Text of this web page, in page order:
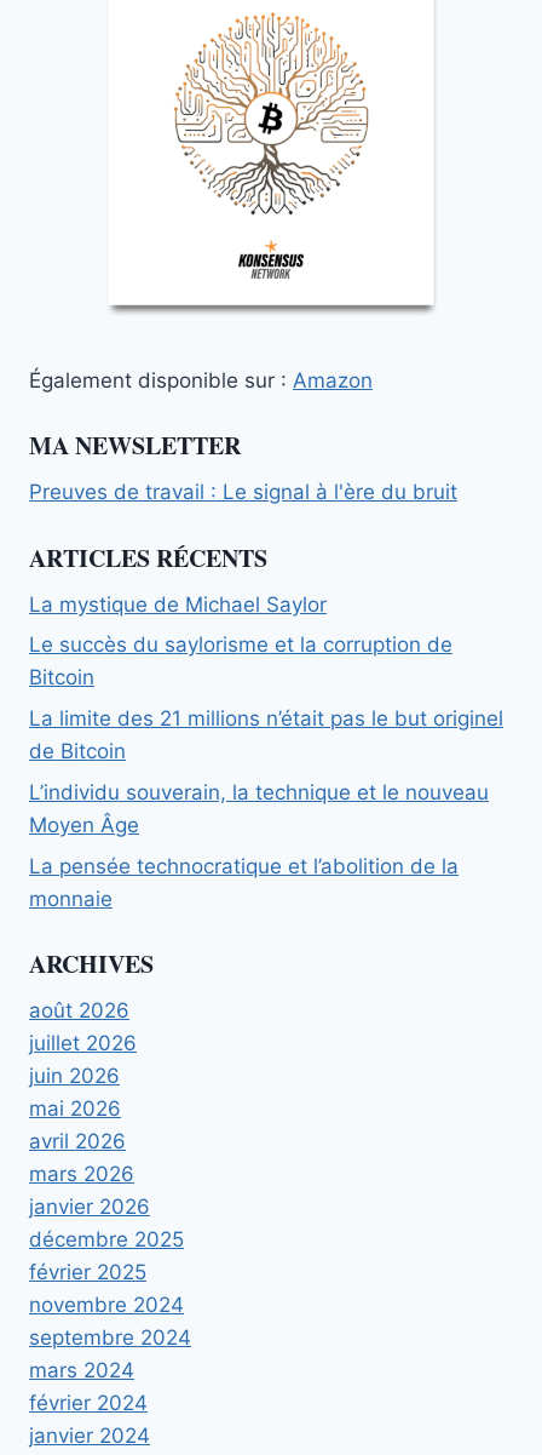
Également disponible sur : Amazon
MA NEWSLETTER
Preuves de travail : Le signal à l'ère du bruit
ARTICLES RÉCENTS
La mystique de Michael Saylor
Le succès du saylorisme et la corruption de
Bitcoin
La limite des 21 millions n’était pas le but originel
de Bitcoin
L’individu souverain, la technique et le nouveau
Moyen Âge
La pensée technocratique et l’abolition de la
monnaie
ARCHIVES
août 2026
juillet 2026
juin 2026
mai 2026
avril 2026
mars 2026
janvier 2026
décembre 2025
février 2025
novembre 2024
septembre 2024
mars 2024
février 2024
janvier 2024